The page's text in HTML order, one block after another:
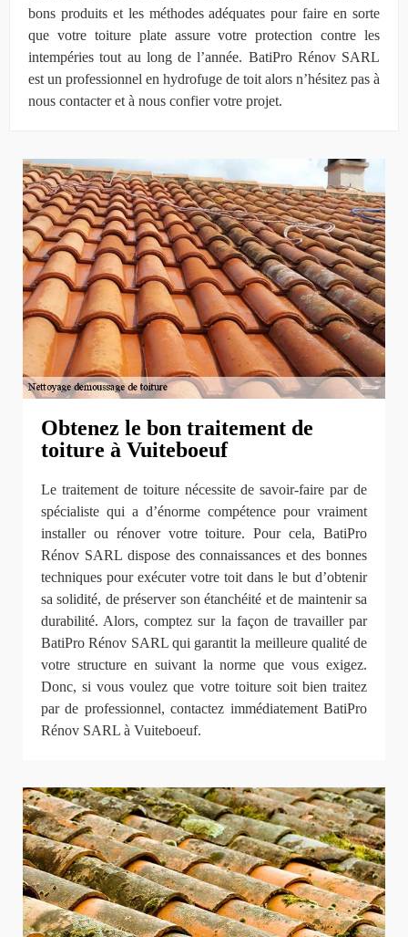
bons produits et les méthodes adéquates pour faire en sorte
que votre toiture plate assure votre protection contre les
intempéries tout au long de l’année. BatiPro Rénov SARL
est un professionnel en hydrofuge de toit alors n’hésitez pas à
nous contacter et à nous confier votre projet.
Obtenez le bon traitement de
toiture à Vuiteboeuf
Le traitement de toiture nécessite de savoir-faire par de
spécialiste qui a d’énorme compétence pour vraiment
installer ou rénover votre toiture. Pour cela, BatiPro
Rénov SARL dispose des connaissances et des bonnes
techniques pour exécuter votre toit dans le but d’obtenir
sa solidité, de préserver son étanchéité et de maintenir sa
durabilité. Alors, comptez sur la façon de travailler par
BatiPro Rénov SARL qui garantit la meilleure qualité de
votre structure en suivant la norme que vous exigez.
Donc, si vous voulez que votre toiture soit bien traitez
par de professionnel, contactez immédiatement BatiPro
Rénov SARL à Vuiteboeuf.